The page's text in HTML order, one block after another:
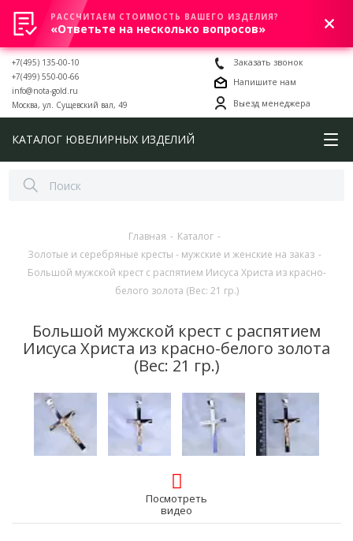
0
+7(495) 135-00-10
+7(499) 550-00-66
info@nota-gold.ru
Москва, ул. Сущевский вал, 49
Заказать звонок
Напишите нам
Выезд менеджера
КАТАЛОГ ЮВЕЛИРНЫХ ИЗДЕЛИЙ
Главная - Каталог -
Золотые и серебряные кресты - мужские и женские на заказ -
Большой мужской крест с распятием Иисуса Христа из красно-
белого золота (Вес: 21 гр.)
Большой мужской крест с распятием
Иисуса Христа из красно-белого золота
(Вес: 21 гр.)
Посмотреть
видео
РАССЧИТАЕМ СТОИМОСТЬ ВАШЕГО ИЗДЕЛИЯ?
«Ответьте на несколько вопросов»